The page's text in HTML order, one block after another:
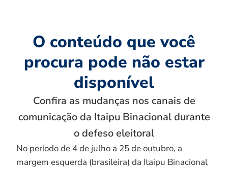
O conteúdo que você
procura pode não estar
disponível
Confira as mudanças nos canais de
comunicação da Itaipu Binacional durante
o defeso eleitoral
No período de 4 de julho a 25 de outubro, a
margem esquerda (brasileira) da Itaipu Binacional